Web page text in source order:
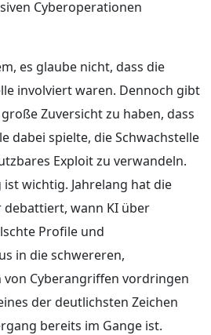
Cyberoperationen
es glaube nicht, dass die
involviert waren. Dennoch gibt
Zuversicht zu haben, dass
dabei spielte, die Schwachstelle
Exploit zu verwandeln.
wichtig. Jahrelang hat die
debattiert, wann KI über
Profile und
in die schwereren,
von Cyberangriffen vordringen
der deutlichsten Zeichen
bereits im Gange ist.